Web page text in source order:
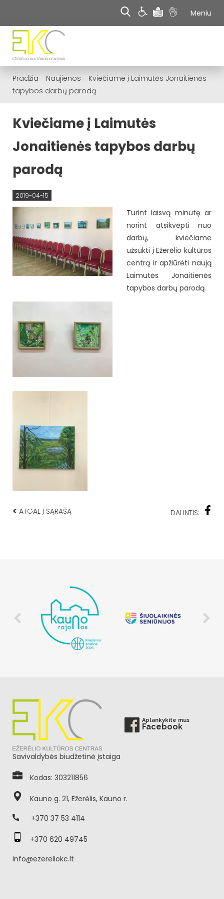
Meniu
Pradžia - Naujienos - Kviečiame į Laimutės Jonaitienės
tapybos darbų parodą
Kviečiame į Laimutės
Jonaitienės tapybos darbų
parodą
2019-04-15
Turint laisvą minutę ar
norint atsikvėpti nuo
darbų, kviečiame
užsukti į Ežerėlio kultūros
centrą ir apžiūrėti naują
Laimutės Jonaitienės
tapybos darbų parodą.
< ATGAL Į SĄRAŠĄ DALINTIS:
Aplankykite mus
Facebook
Savivaldybės biudžetinė įstaiga
Kodas: 303211856
Kauno g. 21, Ežerėlis, Kauno r.
+370 37 53 4114
+370 620 49745
info@ezereliokc.lt